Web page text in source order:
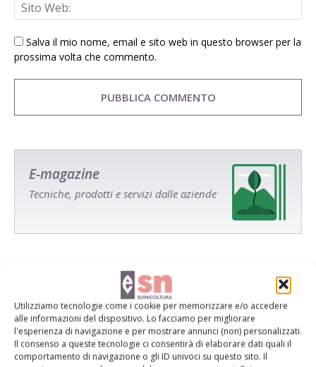
Utilizziamo tecnologie come i cookie per memorizzare e/o accedere
alle informazioni del dispositivo. Lo facciamo per migliorare
l'esperienza di navigazione e per mostrare annunci (non) personalizzati.
Il consenso a queste tecnologie ci consentirà di elaborare dati quali il
comportamento di navigazione o gli ID univoci su questo sito. Il
Salva il mio nome, email e sito web in questo browser per la
prossima volta che commento.
E-magazine
Tecniche, prodotti e servizi dalle aziende
Catalogo Aziende e Prodotti
Un modo semplice per cercare un'azienda o un